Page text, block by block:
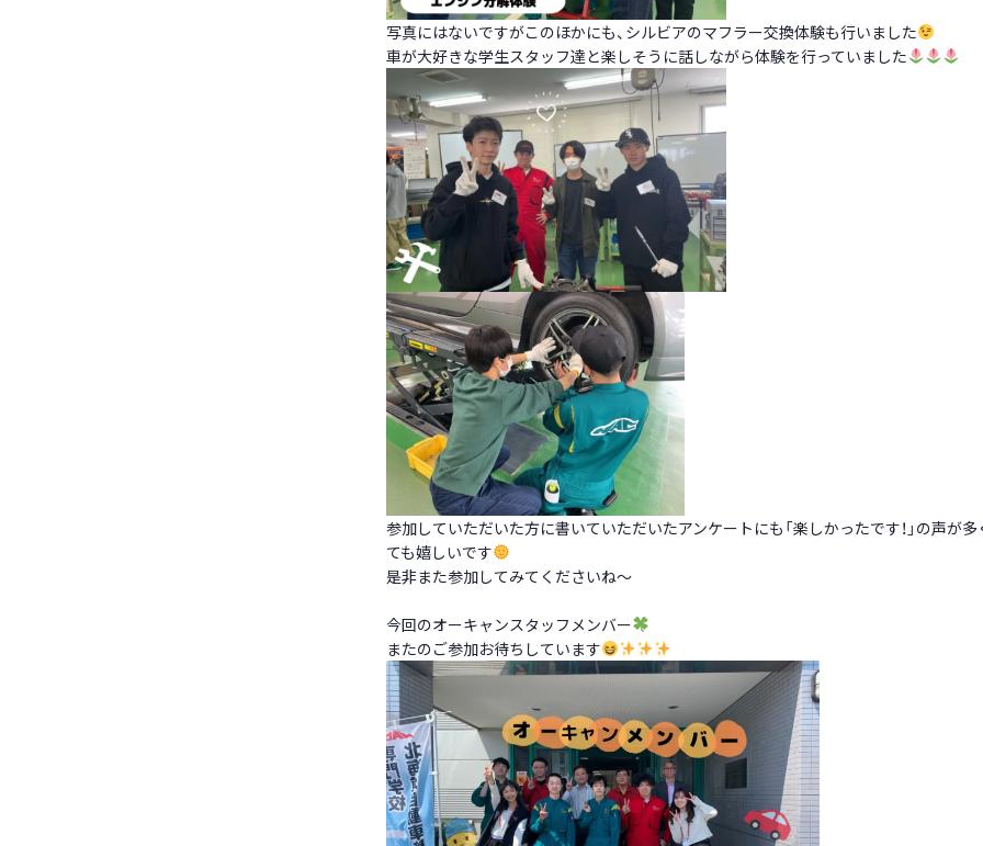
写真にはないですがこのほかにも、シルビアのマフラー交換体験も行いました
車が大好きな学生スタッフ達と楽しそうに話しながら体験を行っていました
参加していただいた方に書いていただいたアンケートにも「楽しかったです！」の声が
ても嬉しいです
是非また参加してみてくださいね～
今回のオーキャンスタッフメンバー
またのご参加お待ちしています